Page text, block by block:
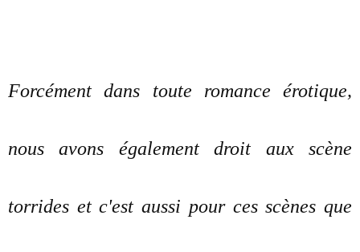
Forcément dans toute romance érotique,
nous avons également droit aux scène
torrides et c'est aussi pour ces scènes que